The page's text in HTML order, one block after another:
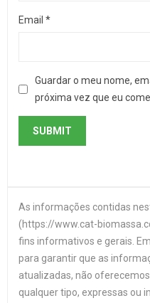
Email *
Guardar o meu nome,
próxima vez que eu
As informações contidas
(https://www.cat-
fins informativos e gerais.
para garantir que as
atualizadas, não
qualquer tipo, expressas ou